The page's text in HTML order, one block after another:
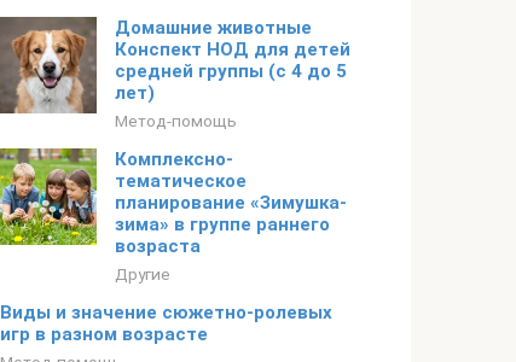
Домашние животные
Конспект НОД для детей
средней группы (с 4 до 5
лет)
Метод-помощь
Комплексно-
тематическое
планирование «Зимушка-
зима» в группе раннего
возраста
Другие
Виды и значение сюжетно-ролевых
игр в разном возрасте